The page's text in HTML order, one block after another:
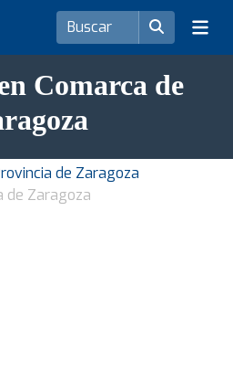
Comarca de
de Zaragoza
de Zaragoza